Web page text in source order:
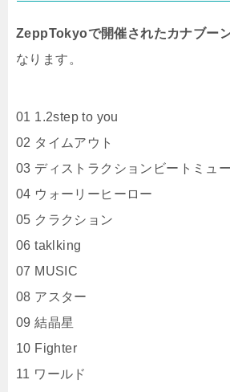
ZeppTokyoで開催されたカナブー
なります。
01 1.2step to you
02 タイムアウト
03 ディストラクションビートミュ
04 ウォーリーヒーロー
05 クラクション
06 taklking
07 MUSIC
08 アスター
09 結晶星
10 Fighter
11 ワールド